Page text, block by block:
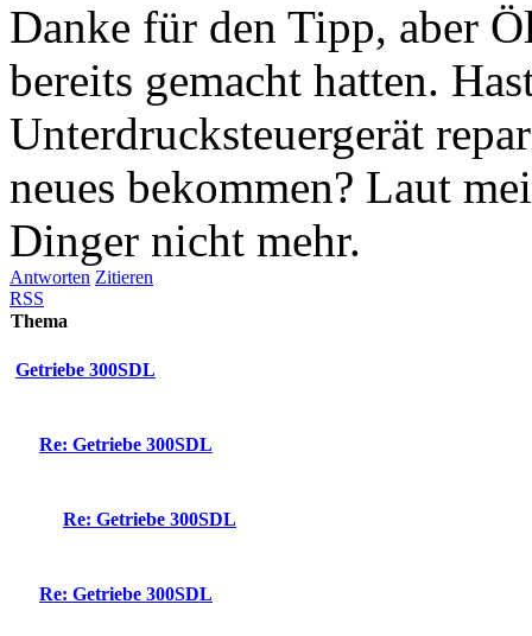
Danke für den Tipp, aber
bereits gemacht hatten.
Unterdrucksteuergerät
neues bekommen? Laut
Dinger nicht mehr.
Antworten Zitieren
RSS
Thema
Getriebe 300SDL
Re: Getriebe 300SDL
Re: Getriebe 300SDL
Re: Getriebe 300SDL